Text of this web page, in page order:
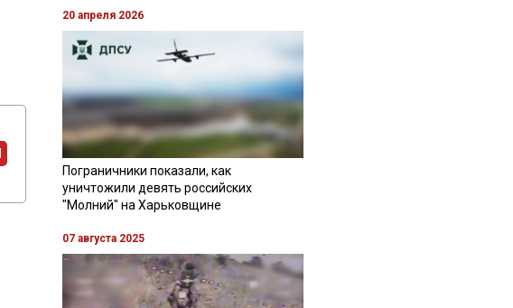
20 апреля 2026
Пограничники показали, как
уничтожили девять российских
"Молний" на Харьковщине
07 августа 2025